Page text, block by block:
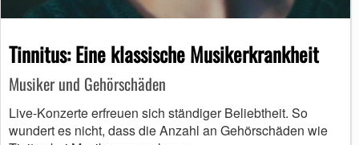
Tinnitus: Eine klassische Musikerkrankheit
Musiker und Gehörschäden
Live-Konzerte erfreuen sich ständiger Beliebtheit. So
wundert es nicht, dass die Anzahl an Gehörschäden wie